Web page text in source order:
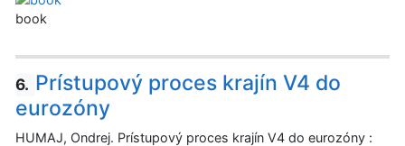
book
6. Prístupový proces krajín V4 do
eurozóny
HUMAJ, Ondrej. Prístupový proces krajín V4 do eurozóny :